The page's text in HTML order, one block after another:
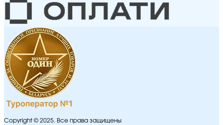
Copyright © 2025. Все права защищены